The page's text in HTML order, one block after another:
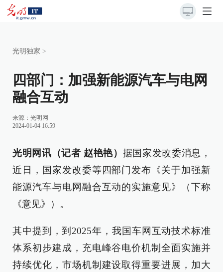
光明独家 >
四部门：加强新能源汽车与电网
融合互动
来源： 光明网
2024-01-04 16:59
光明网讯（记者 赵艳艳） 据国家发改委消息，
近日，国家发改委等四部门发布《关于加强新
能源汽车与电网融合互动的实施意见》（下称
《意见》）。
其中提到，到2025年，我国车网互动技术标准
体系初步建成，充电峰谷电价机制全面实施并
持续优化，市场机制建设取得重要进展，加大